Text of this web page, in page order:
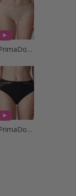
PrimaDonna Lingerie
PrimaDonna Lingerie